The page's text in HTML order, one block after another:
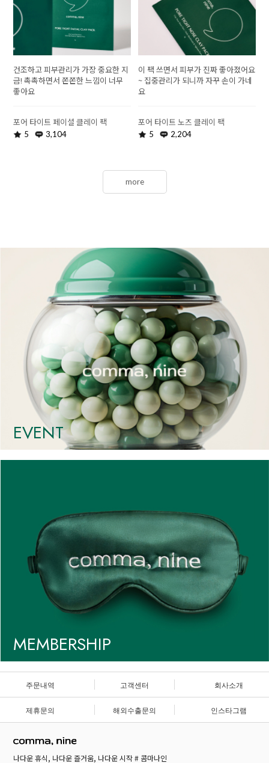
건조하고 피부관리가 가장 중요한 지
금! 촉촉하면서 쫀쫀한 느낌이 너무
좋아요
포어 타이트 페이셜 클레이 팩
5 3,104
이 팩 쓰면서 피부가 진짜 좋아졌어요
~ 집중관리가 되니까 자꾸 손이 가네
요
포어 타이트 노즈 클레이 팩
5 2,204
more
EVENT
MEMBERSHIP
주문내역 고객센터 회사소개
제휴문의 해외수출문의 인스타그램
나다운 휴식, 나다운 즐거움, 나다운 시작 # 콤마나인